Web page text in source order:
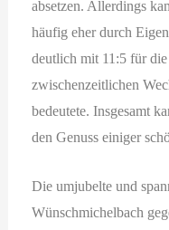
absetzen. Allerdings
häufig eher durch
deutlich mit 11:5 für
zwischenzeitlichen
bedeutete. Insgesamt
den Genuss einiger
Die umjubelte und
Wünschmichelbach